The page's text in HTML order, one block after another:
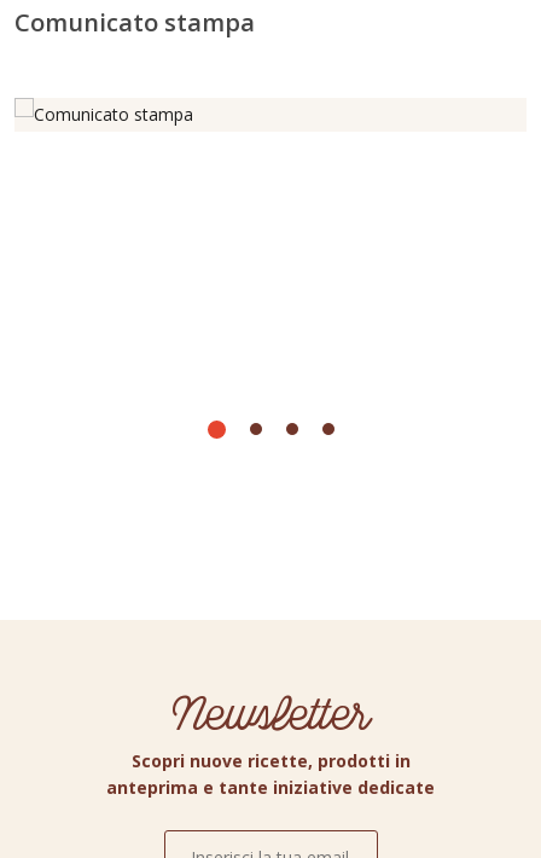
Comunicato stampa
Newsletter
Scopri nuove ricette, prodotti in
anteprima e tante iniziative dedicate